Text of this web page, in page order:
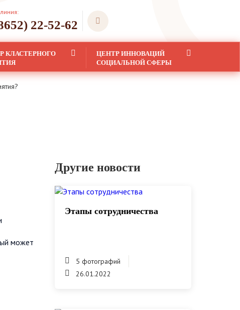
22-52-62
КЛАСТЕРНОГО
ЦЕНТР ИННОВАЦИЙ
СОЦИАЛЬНОЙ СФЕРЫ
может
Другие новости
Этапы сотрудничества
5 фотографий
26.01.2022